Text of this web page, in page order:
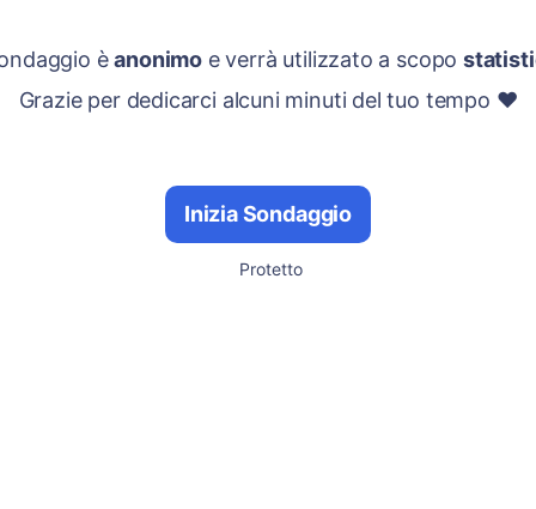
èanonimo e verrà utilizzato a scopo
Grazie per dedicarci alcuni minuti del tuo tempo ❤️
Inizia Sondaggio
Protetto